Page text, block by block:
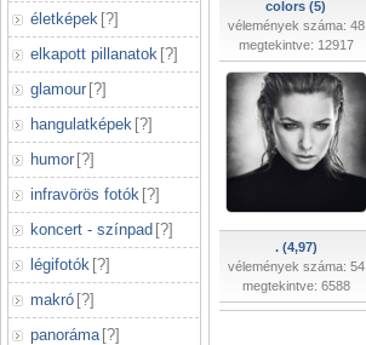
életképek [?]
elkapott pillanatok [?]
glamour [?]
hangulatképek [?]
humor [?]
infravörös fotók [?]
koncert - színpad [?]
légifotók [?]
makró [?]
panoráma [?]
colors (5)
vélemények száma: 48
megtekintve: 12917
. (4,97)
vélemények száma: 54
megtekintve: 6588